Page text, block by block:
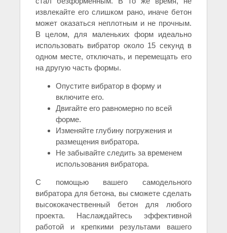
извлекайте его слишком рано, иначе бетон
может оказаться неплотным и не прочным.
В целом, для маленьких форм идеально
использовать вибратор около 15 секунд в
одном месте, отключать, и перемещать его
на другую часть формы.
Опустите вибратор в форму и
включите его.
Двигайте его равномерно по всей
форме.
Изменяйте глубину погружения и
размещения вибратора.
Не забывайте следить за временем
использования вибратора.
С помощью вашего самодельного
вибратора для бетона, вы сможете сделать
высококачественный бетон для любого
проекта. Наслаждайтесь эффективной
работой и крепкими результами вашего